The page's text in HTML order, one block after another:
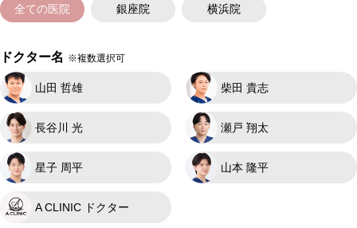
全ての医院 銀座院 横浜院
ドクター名 ※複数選択可
山田 哲雄 柴田 貴志
長谷川 光 瀬戸 翔太
星子 周平 山本 隆平
A CLINIC ドクター